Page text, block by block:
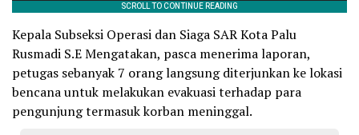
Kepala Subseksi Operasi dan Siaga SAR Kota Palu
Rusmadi S.E Mengatakan, pasca menerima laporan,
petugas sebanyak 7 orang langsung diterjunkan ke lokasi
bencana untuk melakukan evakuasi terhadap para
pengunjung termasuk korban meninggal.